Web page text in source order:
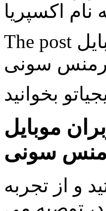
The post انتشار نسخه بتای اندروید نوقا برای کاربران موبایل
بخوانید
موبایل
سونی
و از تجربه